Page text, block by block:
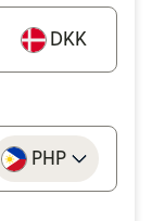
DKK
PHP